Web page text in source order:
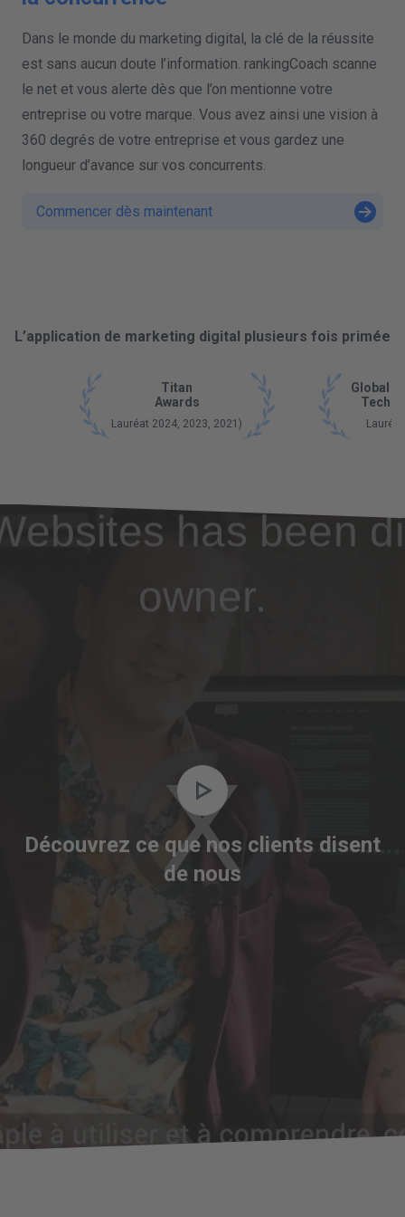
Dans le monde du marketing digital, la clé de la réussite
est sans aucun doute l’information. rankingCoach scanne
le net et vous alerte dès que l’on mentionne votre
entreprise ou votre marque. Vous avez ainsi une vision à
360 degrés de votre entreprise et vous gardez une
longueur d’avance sur vos concurrents.
Commencer dès maintenant
L’application de marketing digital plusieurs fois primée
Titan
Awards
Lauréat 2024, 2023, 2021)
Global
Tech
Découvrez ce que nos clients disent
de nous
Video
Player
is
loading.
has been
owner.